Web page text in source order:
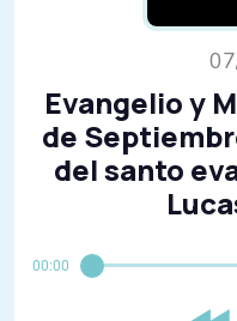
Evangelio y
de
del santo
00:00